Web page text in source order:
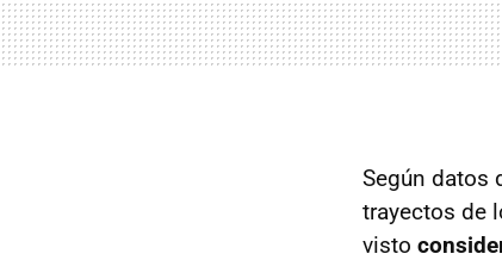
Según datos
trayectos de
visto